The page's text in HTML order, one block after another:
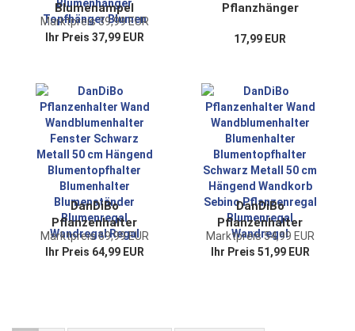
Blumenampel
Metall Hängeampel
mit Topf Innen
Set 96258
Pflanzenhänger
Blumenhänger
Topfhänger Blumen
Marktpreis 39,99 EUR
Ihr Preis 37,99 EUR
Pflanzhänger
Vögel "Willkommen"
17,99 EUR
DanDiBo
Pflanzenhalter
Wand
Wandblumenhalter
Marktpreis 69,99 EUR
Ihr Preis 64,99 EUR
DanDiBo
Pflanzenhalter
Wand
Wandblumenhalter
Marktpreis 54,99 EUR
Ihr Preis 51,99 EUR